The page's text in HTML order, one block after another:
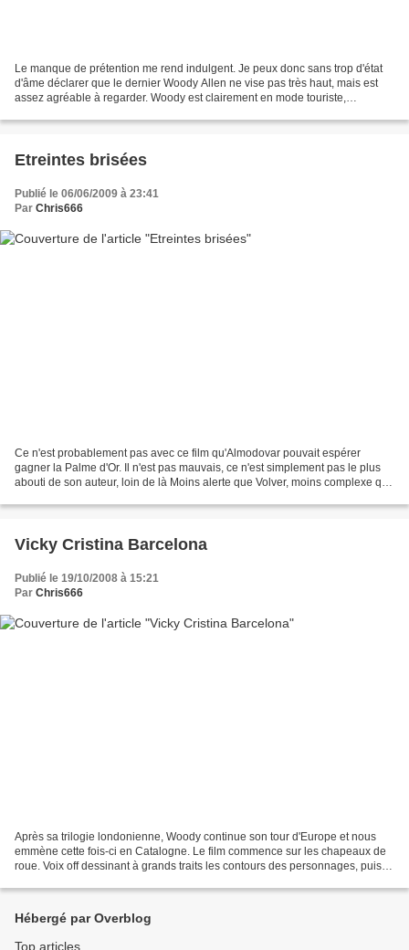
Le manque de prétention me rend indulgent. Je peux donc sans trop d'état
d'âme déclarer que le dernier Woody Allen ne vise pas très haut, mais est
assez agréable à regarder. Woody est clairement en mode touriste,
Etreintes brisées
Publié le 06/06/2009 à 23:41
Par Chris666
Ce n'est probablement pas avec ce film qu'Almodovar pouvait espérer
gagner la Palme d'Or. Il n'est pas mauvais, ce n'est simplement pas le plus
abouti de son auteur, loin de là Moins alerte que Volver, moins complexe que
Vicky Cristina Barcelona
Publié le 19/10/2008 à 15:21
Par Chris666
Après sa trilogie londonienne, Woody continue son tour d'Europe et nous
emmène cette fois-ci en Catalogne. Le film commence sur les chapeaux de
roue. Voix off dessinant à grands traits les contours des personnages, puis
Hébergé par Overblog
Top articles